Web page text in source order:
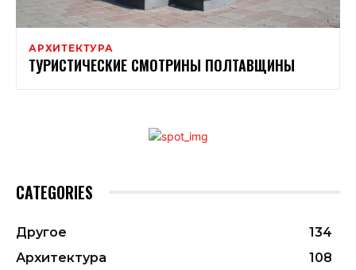
АРХИТЕКТУРА
ТУРИСТИЧЕСКИЕ СМОТРИНЫ ПОЛТАВЩИНЫ
CATEGORIES
Другое
134
Архитектура
108